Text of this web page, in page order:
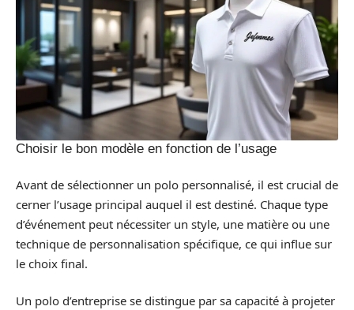
Choisir le bon modèle en fonction de l’usage
Avant de sélectionner un polo personnalisé, il est crucial de
cerner l’usage principal auquel il est destiné. Chaque type
d’événement peut nécessiter un style, une matière ou une
technique de personnalisation spécifique, ce qui influe sur
le choix final.
Un polo d’entreprise se distingue par sa capacité à projeter